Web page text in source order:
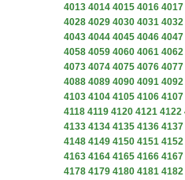
4013 4014 4015 4016 4017
4028 4029 4030 4031 4032
4043 4044 4045 4046 4047
4058 4059 4060 4061 4062
4073 4074 4075 4076 4077
4088 4089 4090 4091 4092
4103 4104 4105 4106 4107
4118 4119 4120 4121 4122
4133 4134 4135 4136 4137
4148 4149 4150 4151 4152
4163 4164 4165 4166 4167
4178 4179 4180 4181 4182